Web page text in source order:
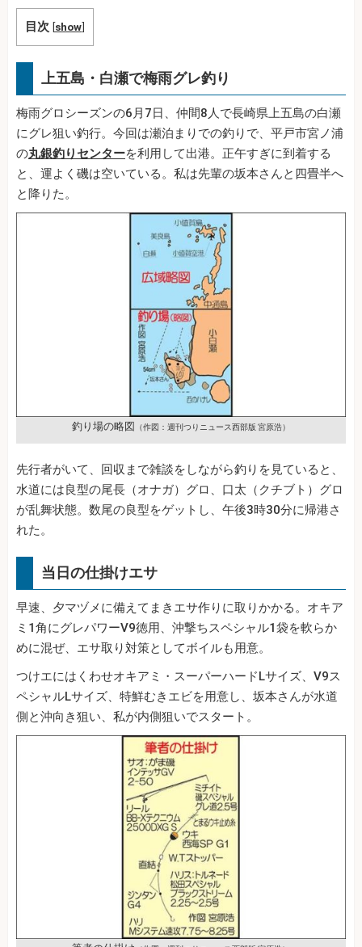
目次 [show]
上五島・白瀬で梅雨グレ釣り
梅雨グロシーズンの6月7日、仲間8人で長崎県上五島の白瀬
にグレ狙い釣行。今回は瀬泊まりでの釣りで、平戸市宮ノ浦
の丸銀釣りセンターを利用して出港。正午すぎに到着する
と、運よく磯は空いている。私は先輩の坂本さんと四畳半へ
と降りた。
釣り場の略図 （作図：週刊つりニュース西部版 宮原浩）
先行者がいて、回収まで雑談をしながら釣りを見ていると、
水道には良型の尾長（オナガ）グロ、口太（クチブト）グロ
が乱舞状態。数尾の良型をゲットし、午後3時30分に帰港さ
れた。
当日の仕掛けエサ
早速、夕マヅメに備えてまきエサ作りに取りかかる。オキア
ミ1角にグレパワーV9徳用、沖撃ちスペシャル1袋を軟らか
めに混ぜ、エサ取り対策としてボイルも用意。
つけエにはくわせオキアミ・スーパーハードLサイズ、V9ス
ペシャルLサイズ、特鮮むきエビを用意し、坂本さんが水道
側と沖向き狙い、私が内側狙いでスタート。